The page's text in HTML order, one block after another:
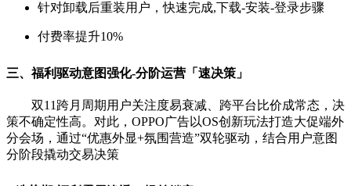
针对卸载后重装用户，快速完成,下载-安装-登录步骤
付费率提升10%
三、福利驱动意图强化-分阶运营「速决策」
双11跨月周期用户关注度易衰减、跨平台比价成常态，决
策不确定性高。对此，OPPO广告以OS创新玩法打造大促端外
分会场，通过“优惠外显+氛围营造”双轮驱动，结合用户意图
分阶段撬动交易决策